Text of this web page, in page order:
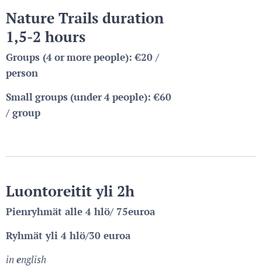
Nature Trails duration
1,5-2 hours
Groups (4ormorepeople):€20 /
person
Smallgroups (under4people):€60
/ group
Luontoreitit yli 2h
Pienryhmät alle 4 hlö/ 75euroa
Ryhmät yli 4 hlö/30 euroa
inenglish